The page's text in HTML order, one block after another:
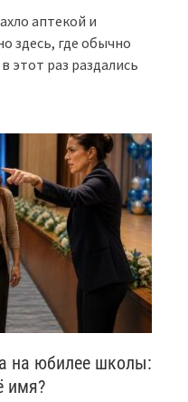
аптекой и
здесь, где обычно
этот раз раздались
на юбилее школы:
имя?